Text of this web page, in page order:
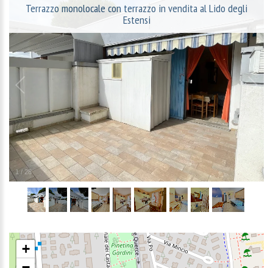
1/ 28
Terrazzo monolocale con terrazzo in vendita al Lido degli
Estensi
+